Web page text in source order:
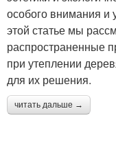
особого внимания и
этой статье мы
распространенные
при утеплении
для их решения.
читать дальше →